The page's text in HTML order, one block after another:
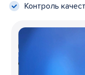
Контроль